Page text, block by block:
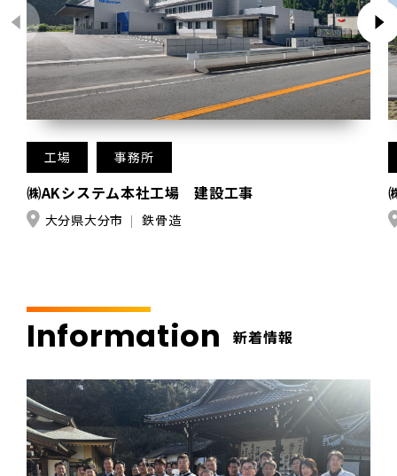
工場 事務所
㈱AKシステム本社工場 建設工事
大分県大分市 鉄骨造
Information 新着情報